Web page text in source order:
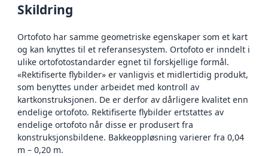
Skildring
Ortofoto har samme geometriske egenskaper som et kart
og kan knyttes til et referansesystem. Ortofoto er inndelt i
ulike ortofotostandarder egnet til forskjellige formål.
«Rektifiserte flybilder» er vanligvis et midlertidig produkt,
som benyttes under arbeidet med kontroll av
kartkonstruksjonen. De er derfor av dårligere kvalitet enn
endelige ortofoto. Rektifiserte flybilder ertstattes av
endelige ortofoto når disse er produsert fra
konstruksjonsbildene. Bakkeoppløsning varierer fra 0,04
m – 0,20 m.